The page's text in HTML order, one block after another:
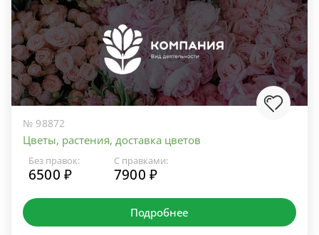
№ 98872
Цветы, растения, доставка цветов
Без правок:
6500 ₽
С правками:
7900 ₽
Подробнее